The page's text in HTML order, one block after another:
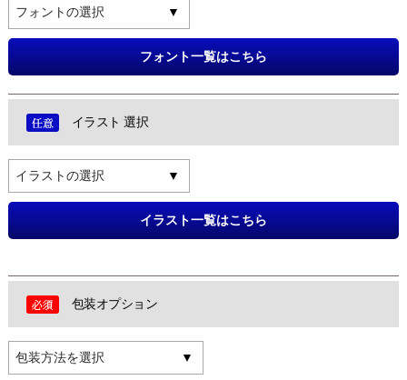
フォントの選択
フォント一覧はこちら
イラスト 選択
イラストの選択
イラスト一覧はこちら
包装オプション
包装方法を選択